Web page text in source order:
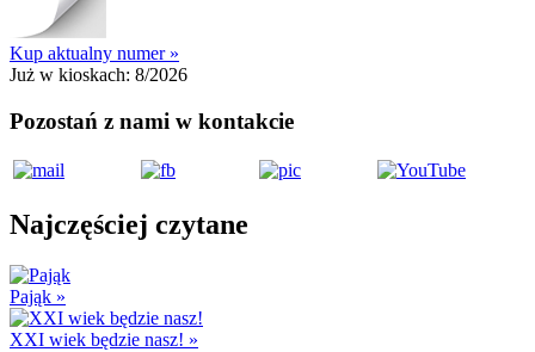
Kup aktualny numer »
Już w kioskach: 8/2026
Pozostań z nami w kontakcie
Najczęściej czytane
Pająk »
XXI wiek będzie nasz! »